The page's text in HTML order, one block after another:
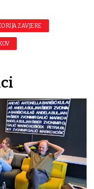
ZAVJERE